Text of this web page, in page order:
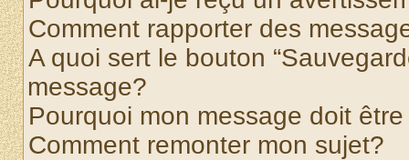
Comment rapporter des
A quoi sert le bouton
message?
Pourquoi mon message doit
Comment remonter mon sujet?